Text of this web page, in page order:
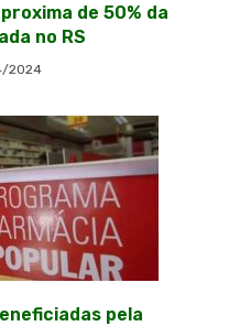
de 50% da
no RS
2024
pela